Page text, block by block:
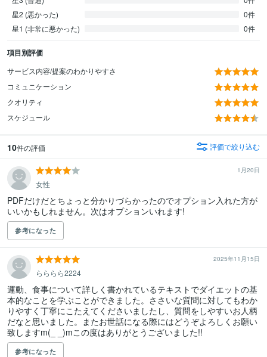
星2 (悪かった)
0件
星1 (非常に悪かった)
0件
項目別評価
サービス内容/提案のわかりやすさ
コミュニケーション
クオリティ
スケジュール
10件の評価 評価で絞り込む
1月20日
女性
PDFだけだとちょっと分かりづらかったのでオプション入れた方が
いいかもしれません。次はオプションいれます!
参考になった
2025年11月15日
らららら2224
運動、食事について詳しく書かれているテキストでダイエットの基
本的なことを学ぶことができました。ささいな質問に対してもわか
りやすく丁寧にこたえてくださいましたし、質問をしやすいお人柄
だなと思いました。またお世話になる際にはどうぞよろしくお願い
致しますm(_ _)mこの度はありがとうございました!!
参考になった